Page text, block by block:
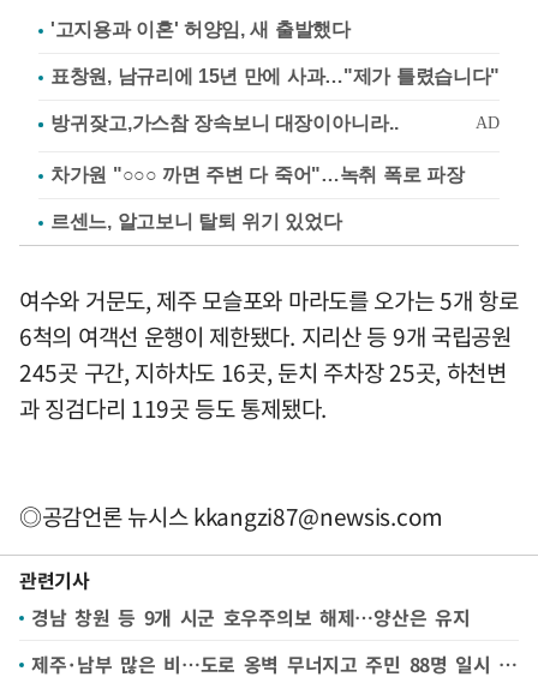
'고지용과 이혼' 허양임, 새 출발했다
표창원, 남규리에 15년 만에 사과…"제가 틀렸습니다"
차가원 "○○○ 까면 주변 다 죽어"…녹취 폭로 파장
르센느, 알고보니 탈퇴 위기 있었다
여수와 거문도, 제주 모슬포와 마라도를 오가는 5개 항로
6척의 여객선 운행이 제한됐다. 지리산 등 9개 국립공원
245곳 구간, 지하차도 16곳, 둔치 주차장 25곳, 하천변
과 징검다리 119곳 등도 통제됐다.
◎공감언론 뉴시스kkangzi87@newsis.com
관련기사
경남 창원 등 9개 시군 호우주의보 해제…양산은 유지
제주·남부 많은 비…도로 옹벽 무너지고 주민 88명 일시 대피